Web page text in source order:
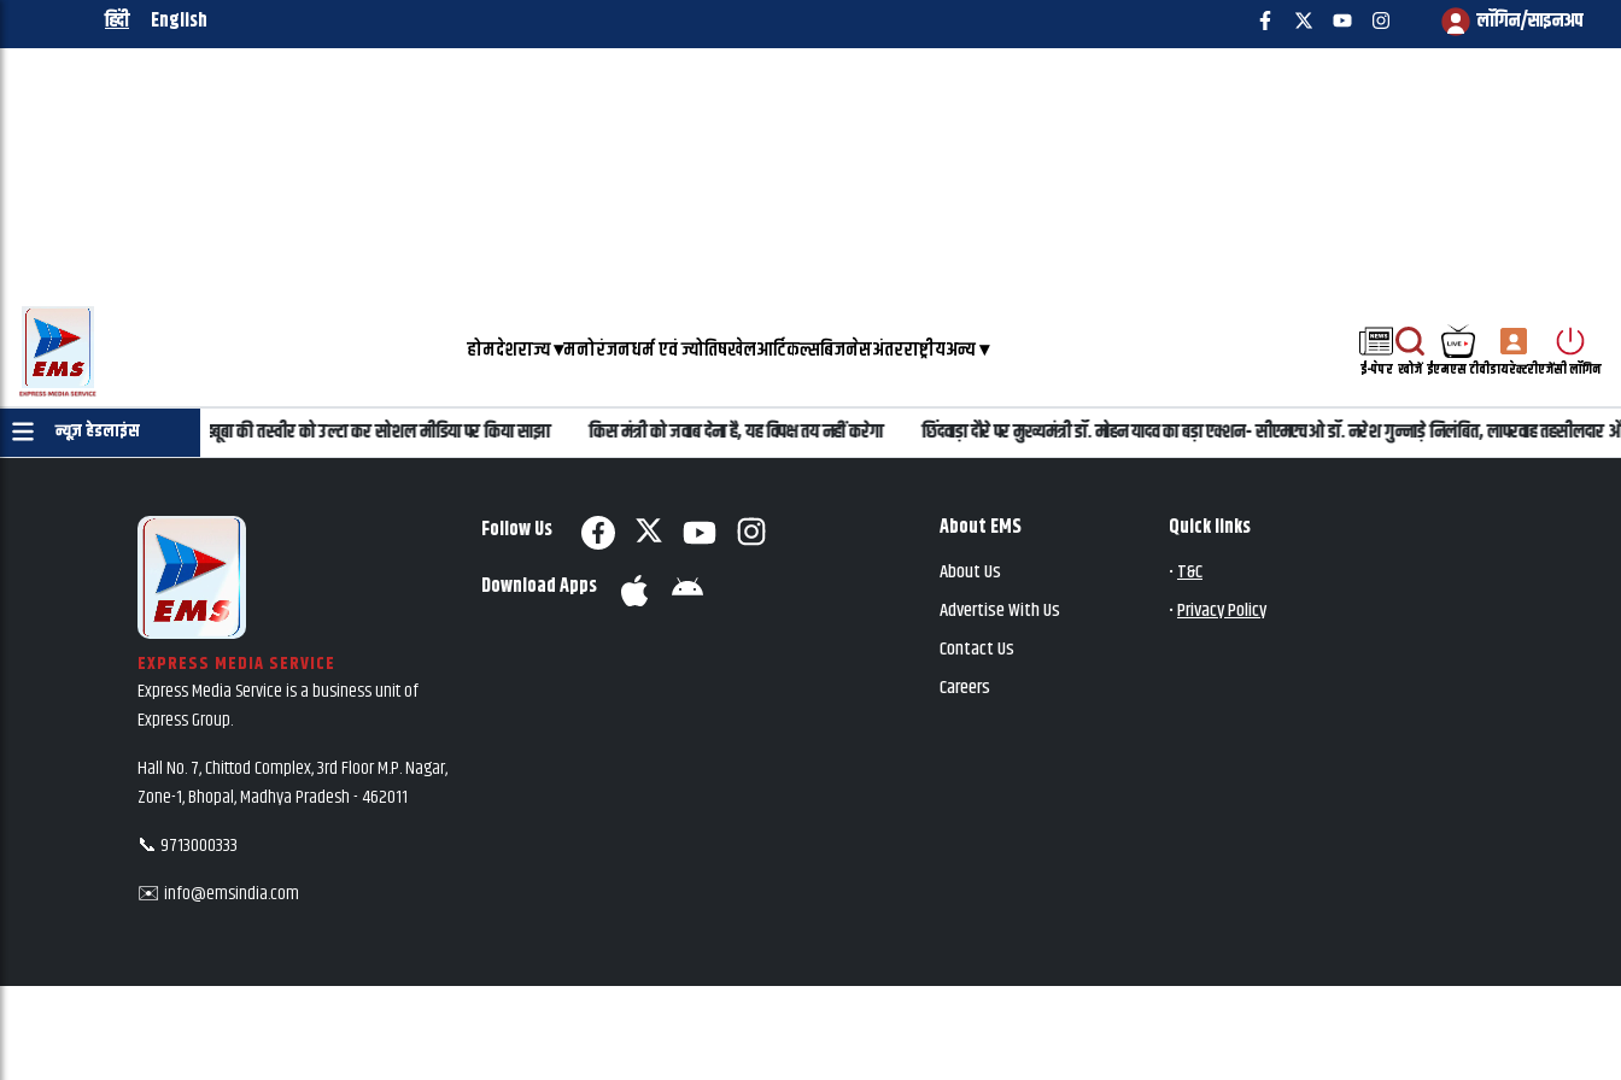
हिंदी English लॉगिन/साइनअप
होमदेशराज्य▾मनोरंजनधर्म एवं ज्योतिषखेलआर्टिकल्सबिजनेसअंतरराष्ट्रीयअन्य▾
ई-पेपर खोजें ईएमएस टीवीडायरेक्टरीएजेंसी लॉगिन
न्यूज़ हेडलाइंस
की जरुरत नहीं महबूबा की तस्वीर को उल्टा कर सोशल मीडिया पर किया साझा किस मंत्री को जवाब देना है, यह विपक्ष तय नहीं करेगा छिंदवाड़ा दौरे पर मुख्यमंत्री डॉ. मोहन यादव का बड़ा एक्शन- सीएमएचओ डॉ. नरेश गुन्नाड़े निलंबित, लापरवाह तहसीलदार
EXPRESS MEDIA SERVICE
Express Media Service is a business unit of
Express Group.
Hall No. 7, Chittod Complex, 3rd Floor M.P. Nagar,
Zone-1, Bhopal, Madhya Pradesh - 462011
📞 9713000333
✉️ info@emsindia.com
Follow Us
Download Apps
About EMS
About Us
Advertise With Us
Contact Us
Careers
Quick links
•T&C
•Privacy Policy